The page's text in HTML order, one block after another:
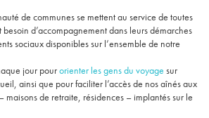
de communes se mettent au service de toutes
d’accompagnement dans leurs démarches
sociaux disponibles sur l’ensemble de notre
jour pourorienter les gens du voyage sur
ainsi que pour faciliter l’accès de nos aînés aux
maisons de retraite, résidences – implantés sur le